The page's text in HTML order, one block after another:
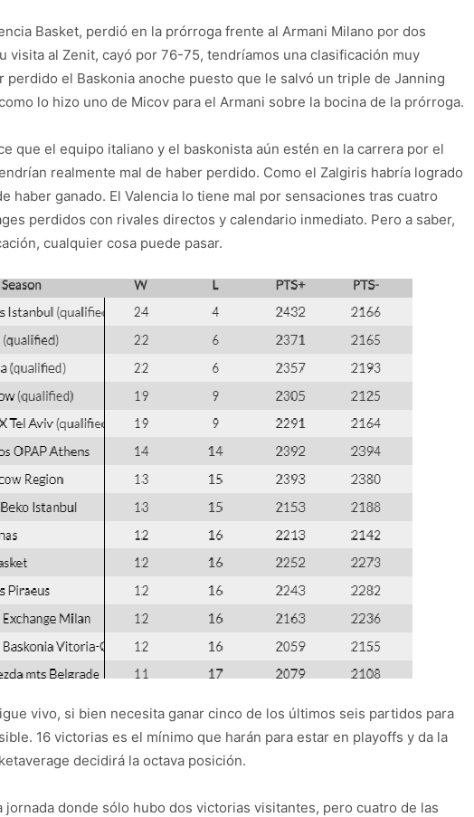
Basket, perdió en la prórroga frente al Armani Milano por dos
visita al Zenit, cayó por 76-75, tendríamos una clasificación muy
perdido el Baskonia anoche puesto que le salvó un triple de Janning
lo hizo uno de Micov para el Armani sobre la bocina de la prórroga.
que el equipo italiano y el baskonista aún estén en la carrera por el
realmente mal de haber perdido. Como el Zalgiris habría logrado
haber ganado. El Valencia lo tiene mal por sensaciones tras cuatro
perdidos con rivales directos y calendario inmediato. Pero a saber,
cualquier cosa puede pasar.
vivo, si bien necesita ganar cinco de los últimos seis partidos para
16 victorias es el mínimo que harán para estar en playoffs y da la
decidirá la octava posición.
jornada donde sólo hubo dos victorias visitantes, pero cuatro de las